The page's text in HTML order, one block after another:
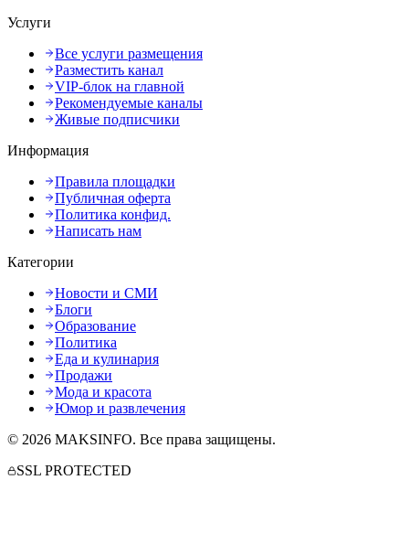
Услуги
Все услуги размещения
Разместить канал
VIP-блок на главной
Рекомендуемые каналы
Живые подписчики
Информация
Правила площадки
Публичная оферта
Политика конфид.
Написать нам
Категории
Новости и СМИ
Блоги
Образование
Политика
Еда и кулинария
Продажи
Мода и красота
Юмор и развлечения
© 2026 MAKSINFO. Все права защищены.
SSL PROTECTED